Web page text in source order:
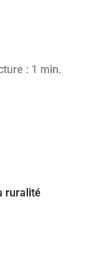
: 1 min.